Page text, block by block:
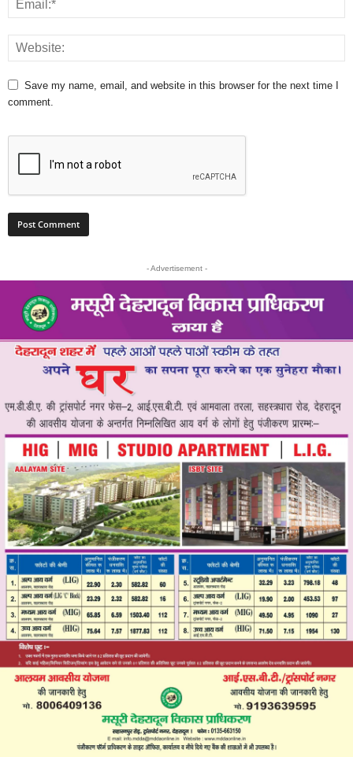
Save my name, email, and website in this browser for the next time I
comment.
- Advertisement -